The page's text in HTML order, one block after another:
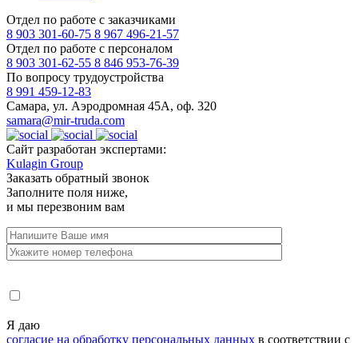
Отдел по работе с заказчиками
8 903 301-60-75 8 967 496-21-57
Отдел по работе с персоналом
8 903 301-62-55 8 846 953-76-39
По вопросу трудоустройства
8 991 459-12-83
Самара, ул. Аэродромная 45А, оф. 320
samara@mir-truda.com
Сайт разработан экспертами:
Kulagin Group
Заказать обратный звонок
Заполните поля ниже,
и мы перезвоним вам
Я даю
согласие на обработку персональных данных в соответствии с